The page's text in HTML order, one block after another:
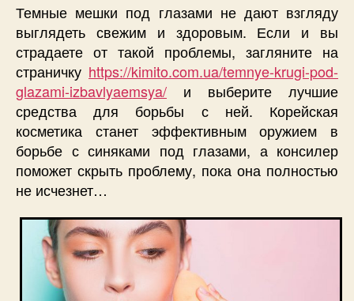
Темные мешки под глазами не дают взгляду
выглядеть свежим и здоровым. Если и вы
страдаете от такой проблемы, загляните на
страничку https://kimito.com.ua/temnye-krugi-pod-
glazami-izbavlyaemsya/ и выберите лучшие
средства для борьбы с ней. Корейская
косметика станет эффективным оружием в
борьбе с синяками под глазами, а консилер
поможет скрыть проблему, пока она полностью
не исчезнет…